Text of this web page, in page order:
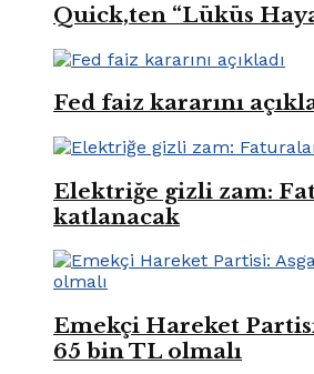
Quick,ten “Lüküs
Fed faiz kararını
Elektriğe gizli zam:
katlanacak
Emekçi Hareket
65 bin TL olmalı